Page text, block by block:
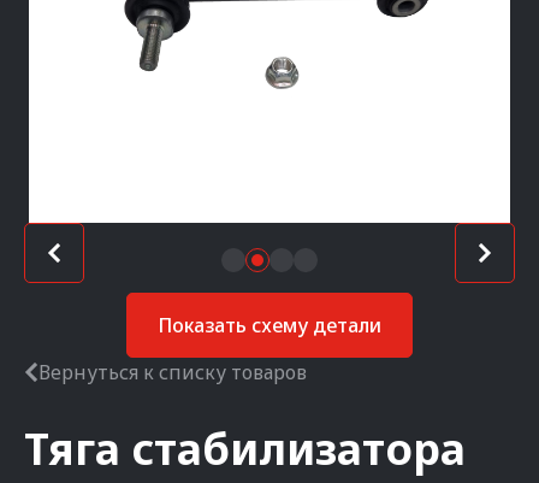
Показать схему детали
Вернуться к списку товаров
Тяга стабилизатора